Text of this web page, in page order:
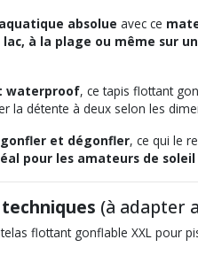
absolue avec ce
lac, à la plage ou même sur
waterproof, ce tapis flottant
la détente à deux selon les
et dégonfler, ce qui le
pour les amateurs de
(à adapter
flot­tant gonflable XXL pour